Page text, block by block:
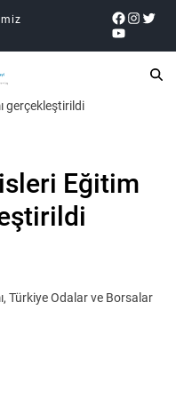
gerçekleştirildi
Eğitim
Türkiye Odalar ve Borsalar